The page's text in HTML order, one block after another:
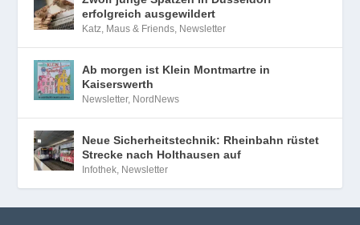
erfolgreich ausgewildert
Katz, Maus & Friends Newsletter
Ab morgen ist Klein Montmartre in
Kaiserswerth
Newsletter, NordNews
Neue Sicherheitstechnik: Rheinbahn rüstet
Strecke nach Holthausen auf
Infothek Newsletter